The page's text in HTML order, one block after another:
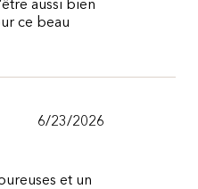
aussi bien
ce beau
6/23/2026
et un